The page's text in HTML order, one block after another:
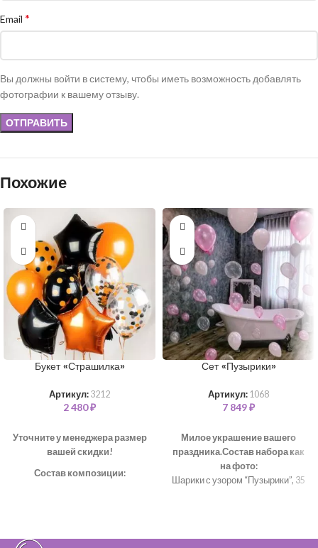
Email *
Вы должны войти в систему, чтобы иметь возможность добавлять
фотографии к вашему отзыву.
Похожие
Букет «Страшилка»
Артикул: 3212
2 480₽
Уточните у менеджера размер
вашей скидки!
Состав композиции:
Шар "Горох" 35 см – 2 шт
Сет «Пузырики»
Артикул: 1068
7 849₽
Милое украшение вашего
праздника.Состав набора как
на фото:
Шарики с узором “Пузырики”, 35
шаров - на ваш выбор.